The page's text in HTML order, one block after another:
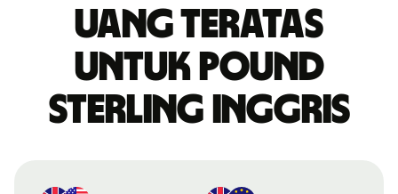
uang teratas
untuk pound
sterling Inggris